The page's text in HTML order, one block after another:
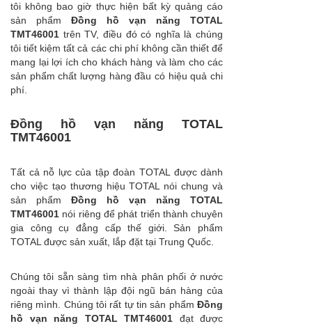
tôi không bao giờ thực hiện bất kỳ quảng cáo
sản phẩmĐồng hồ vạn năng TOTAL
TMT46001 trên TV, điều đó có nghĩa là chúng
tôi tiết kiệm tất cả các chi phí không cần thiết để
mang lại lợi ích cho khách hàng và làm cho các
sản phẩm chất lượng hàng đầu có hiệu quả chi
phí.
Đồng hồ vạn năng TOTAL
TMT46001
Tất cả nỗ lực của tập đoàn TOTAL được dành
cho việc tạo thương hiệu TOTAL nói chung và
sản phẩmĐồng hồ vạn năng TOTAL
TMT46001 nói riêng để phát triển thành chuyên
gia công cụ đẳng cấp thế giới. Sản phẩm
TOTAL được sản xuất, lắp đặt tại Trung Quốc.
Chúng tôi sẵn sàng tìm nhà phân phối ở nước
ngoài thay vì thành lập đội ngũ bán hàng của
riêng mình. Chúng tôi rất tự tin sản phẩmĐồng
hồ vạn năng TOTAL TMT46001 đạt được